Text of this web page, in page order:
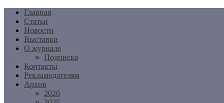
Перейти
содержимому
Главная
Статьи
Новости
Выставки
О журнале
Подписка
Контакты
Рекламодателям
Архив
2026